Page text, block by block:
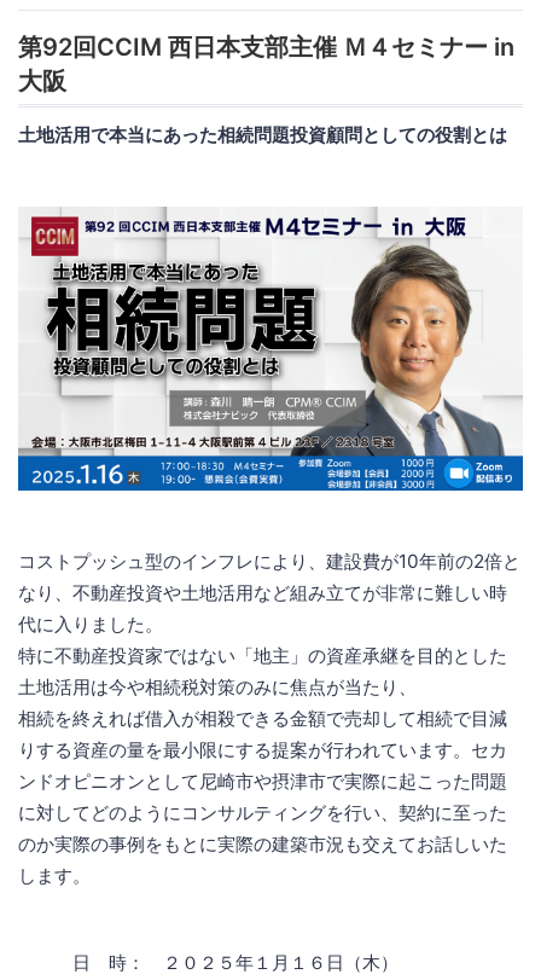
第92回CCIM 西日本支部主催 Ｍ４セミナー in
大阪
土地活用で本当にあった相続問題投資顧問としての役割とは
コストプッシュ型のインフレにより、建設費が10年前の2倍と
なり、不動産投資や土地活用など組み立てが非常に難しい時
代に入りました。
特に不動産投資家ではない「地主」の資産承継を目的とした
土地活用は今や相続税対策のみに焦点が当たり、
相続を終えれば借入が相殺できる金額で売却して相続で目減
りする資産の量を最小限にする提案が行われています。セカ
ンドオピニオンとして尼崎市や摂津市で実際に起こった問題
に対してどのようにコンサルティングを行い、契約に至った
のか実際の事例をもとに実際の建築市況も交えてお話しいた
します。
日 時： ２０２５年１月１６日（木）